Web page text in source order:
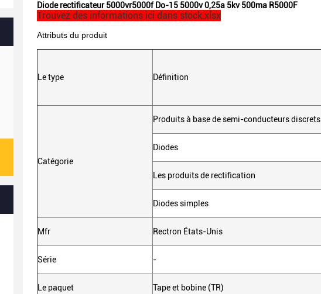
Diode rectificateur 5000vr5000f Do-15 5000v 0,25a 5kv 500ma R5000F
Trouvez des informations ici dans stock.xlsx
Attributs du produit
Le type Définition
Catégorie
Produits à base de semi-conducteurs discrets
Diodes
Les produits de rectification
Diodes simples
Mfr Rectron États-Unis
Série -
Le paquet Tape et bobine (TR)